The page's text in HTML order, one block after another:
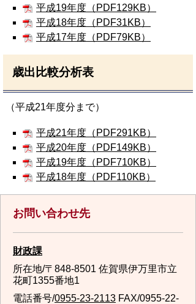
平成19年度（PDF129KB）
平成18年度（PDF31KB）
平成17年度（PDF79KB）
歳出比較分析表
（平成21年度分まで）
平成21年度（PDF291KB）
平成20年度（PDF149KB）
平成19年度（PDF710KB）
平成18年度（PDF110KB）
お問い合わせ先
財政課
所在地/〒848-8501 佐賀県伊万里市立
花町1355番地1
電話番号/0955-23-2113 FAX/0955-22-